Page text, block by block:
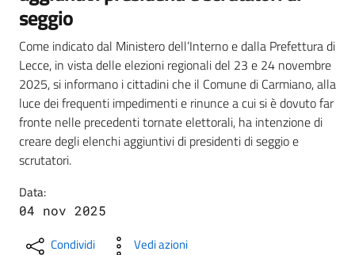
seggio
Come indicato dal Ministero dell’Interno e dalla Prefettura di
Lecce, in vista delle elezioni regionali del 23 e 24 novembre
2025, si informano i cittadini che il Comune di Carmiano, alla
luce dei frequenti impedimenti e rinunce a cui si è dovuto far
fronte nelle precedenti tornate elettorali, ha intenzione di
creare degli elenchi aggiuntivi di presidenti di seggio e
scrutatori.
Data:
04 nov 2025
Condividi Vedi azioni